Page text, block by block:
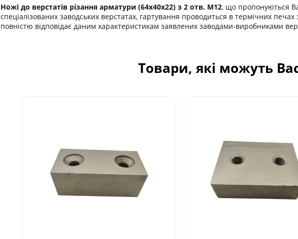
Ножі до верстатів різання арматури (64х40х22) з 2 отв. М12, що пропонуються
спеціалізованих заводських верстатах, гартування проводиться в термічних
повністю відповідає даним характеристикам заявлених заводами-виробниками
Товари, які можуть